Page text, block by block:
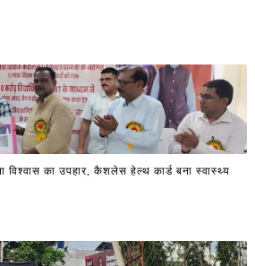
विश्वास का उपहार, कैशलेस हेल्थ कार्ड बना स्वास्थ्य